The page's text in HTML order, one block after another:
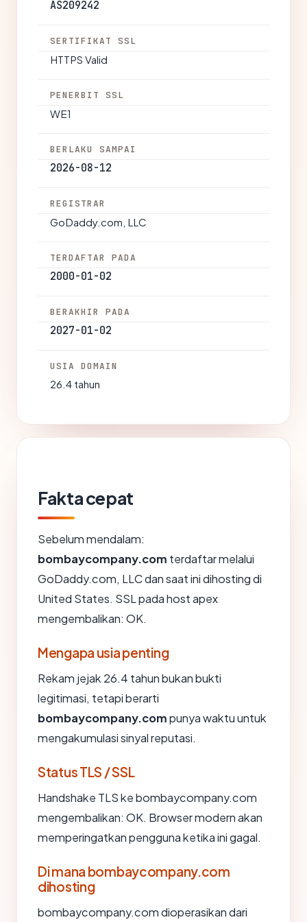
AS209242
SERTIFIKAT SSL
HTTPS Valid
PENERBIT SSL
WE1
BERLAKU SAMPAI
2026-08-12
REGISTRAR
GoDaddy.com, LLC
TERDAFTAR PADA
2000-01-02
BERAKHIR PADA
2027-01-02
USIA DOMAIN
26.4 tahun
Fakta cepat
Sebelum mendalam:
bombaycompany.com terdaftar melalui
GoDaddy.com, LLC dan saat ini dihosting di
United States. SSL pada host apex
mengembalikan: OK.
Mengapa usia penting
Rekam jejak 26.4 tahun bukan bukti
legitimasi, tetapi berarti
bombaycompany.compunya waktu untuk
mengakumulasi sinyal reputasi.
Status TLS / SSL
Handshake TLS ke bombaycompany.com
mengembalikan: OK. Browser modern akan
memperingatkan pengguna ketika ini gagal.
Di mana bombaycompany.com
dihosting
bombaycompany.com dioperasikan dari